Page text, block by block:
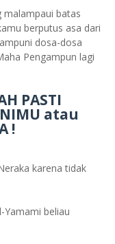
malampaui batas
berputus asa dari
dosa-dosa
Pengampun lagi
PASTI
atau
!
karena tidak
Yamami beliau